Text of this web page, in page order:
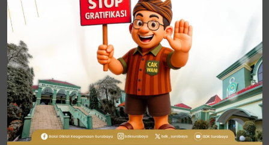
Capaian ini menjadi bukti nyata atas komitmen BDK
Surabaya dalam meningkatkan kualitas layanan,
efektivitas program, serta akuntabilitas kinerja
selama tahun 2024. Keberhasilan ini juga menjadi
motivasi untuk terus berinovasi dan memberikan
kontribusi terbaik dalam pengembangan kompetensi
sumber daya manusia di bidang keagamaan.